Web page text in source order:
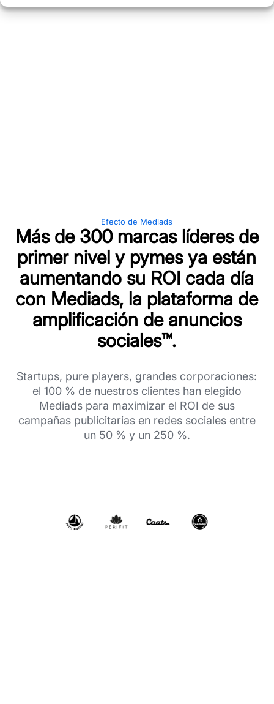
Efecto de Mediads
Más de 300 marcas líderes de
primer nivel y pymes ya están
aumentando su ROI cada día
con Mediads, la plataforma de
amplificación de anuncios
sociales™️.
Startups, pure players, grandes corporaciones:
el 100 % de nuestros clientes han elegido
Mediads para maximizar el ROI de sus
campañas publicitarias en redes sociales entre
un 50 % y un 250 %.